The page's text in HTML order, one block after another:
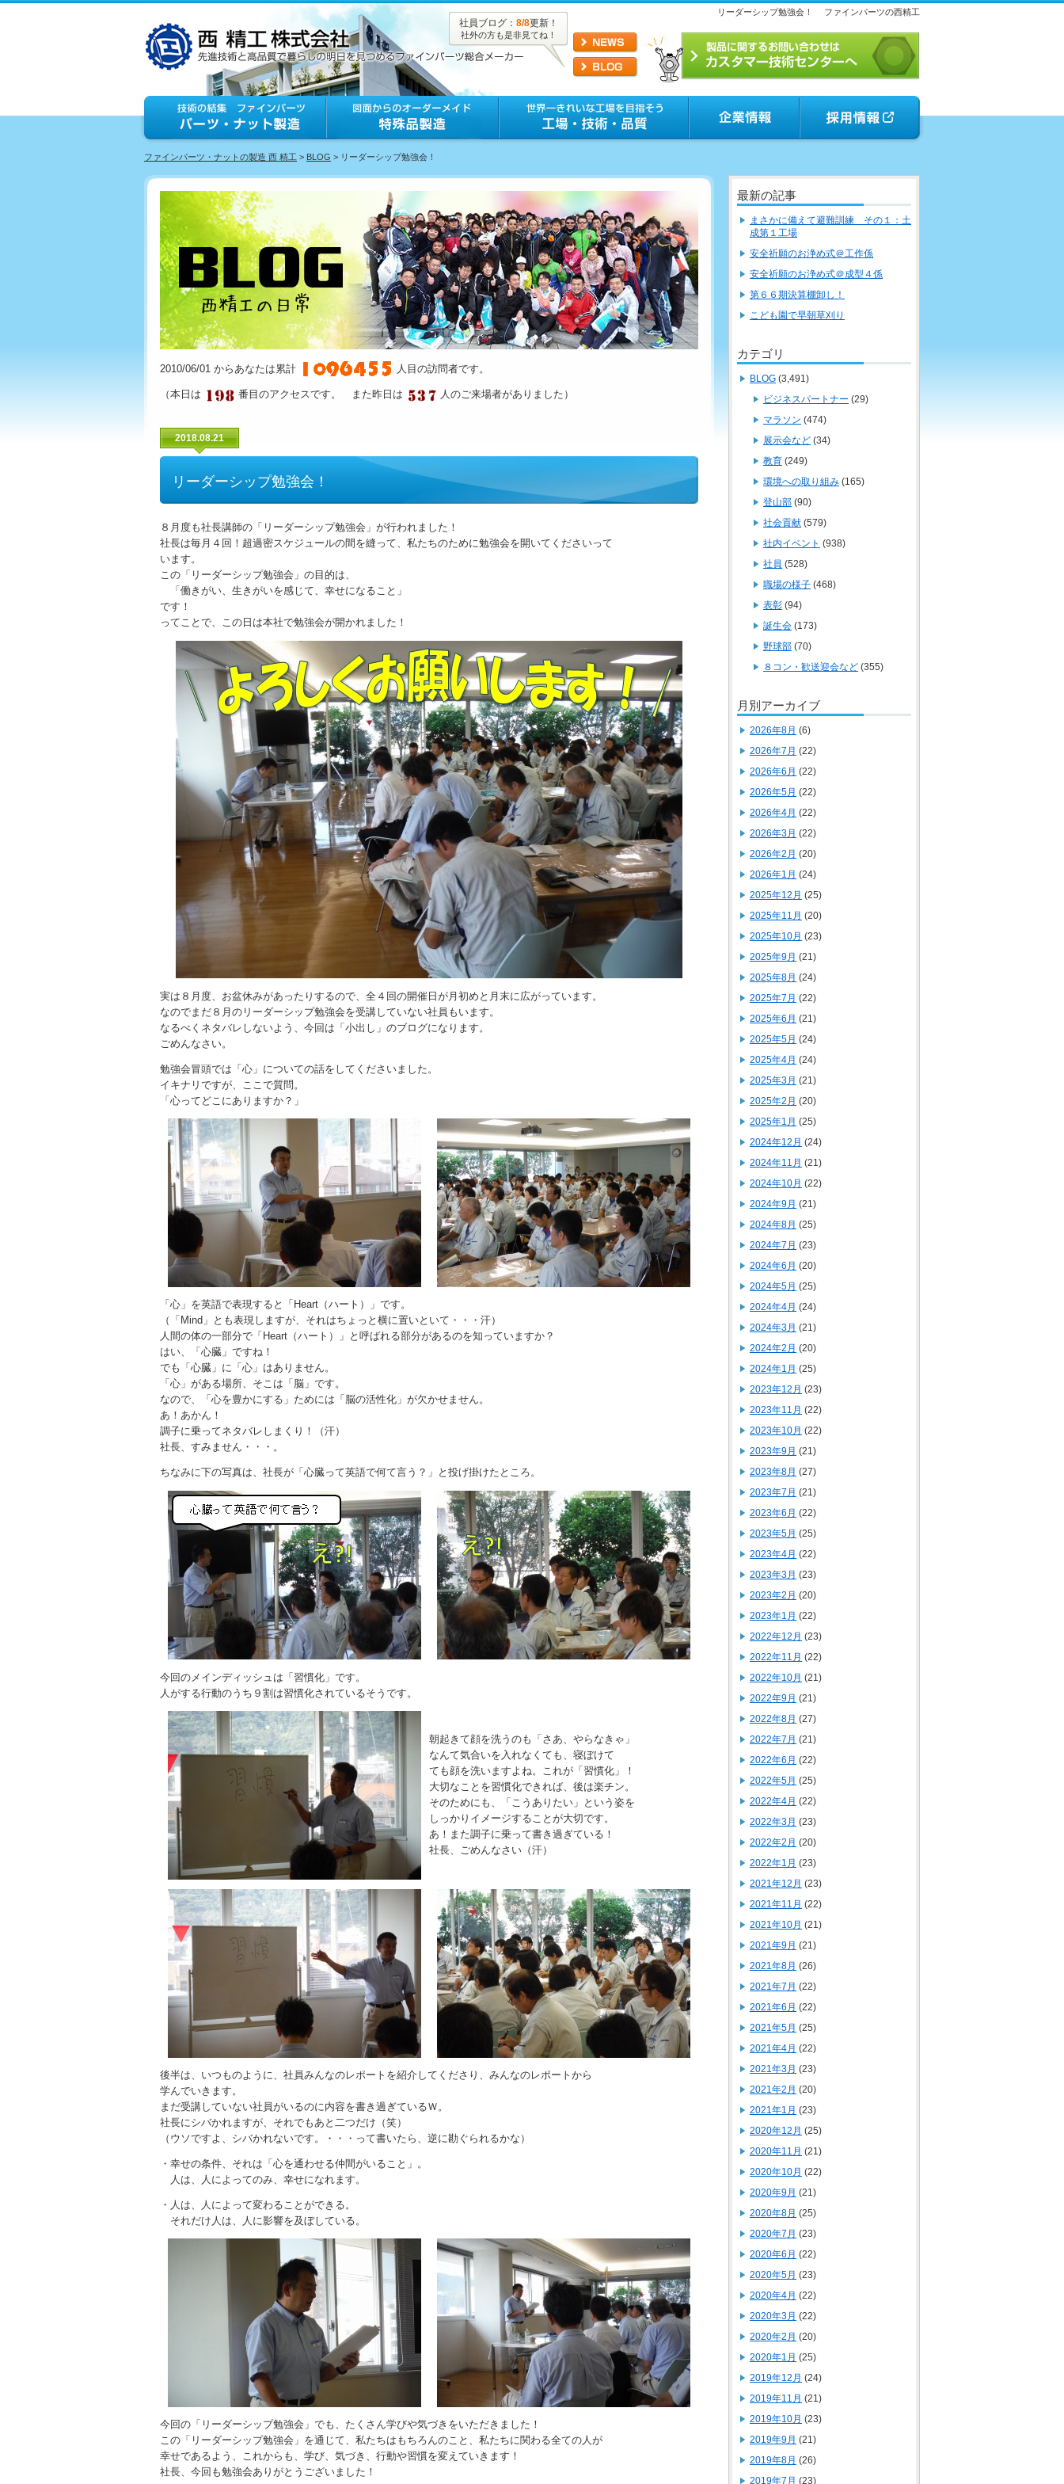
リーダーシップ勉強会！ ファインパーツの西精工
社員ブログ： 8/8更新！
社外の方も是非見てね！
ファインパーツ・ナットの製造 西 精工 > BLOG > リーダーシップ勉強会！
2010/06/01 からあなたは累計 人目の訪問者です。
（本日は 番目のアクセスです。 また昨日は 人のご来場者がありました）
2018.08.21
リーダーシップ勉強会！
８月度も社長講師の「リーダーシップ勉強会」が行われました！
社長は毎月４回！超過密スケジュールの間を縫って、私たちのために勉強会を開いてくださいって
います。
この「リーダーシップ勉強会」の目的は、
「働きがい、生きがいを感じて、幸せになること」
です！
ってことで、この日は本社で勉強会が開かれました！
実は８月度、お盆休みがあったりするので、全４回の開催日が月初めと月末に広がっています。
なのでまだ８月のリーダーシップ勉強会を受講していない社員もいます。
なるべくネタバレしないよう、今回は「小出し」のブログになります。
ごめんなさい。
勉強会冒頭では「心」についての話をしてくださいました。
イキナリですが、ここで質問。
「心ってどこにありますか？」
「心」を英語で表現すると「Heart（ハート）」です。
（「Mind」とも表現しますが、それはちょっと横に置いといて・・・汗）
人間の体の一部分で「Heart（ハート）」と呼ばれる部分があるのを知っていますか？
はい、「心臓」ですね！
でも「心臓」に「心」はありません。
「心」がある場所、そこは「脳」です。
なので、「心を豊かにする」ためには「脳の活性化」が欠かせません。
あ！あかん！
調子に乗ってネタバレしまくり！（汗）
社長、すみません・・・。
ちなみに下の写真は、社長が「心臓って英語で何て言う？」と投げ掛けたところ。
今回のメインディッシュは「習慣化」です。
人がする行動のうち９割は習慣化されているそうです。
朝起きて顔を洗うのも「さあ、やらなきゃ」
なんて気合いを入れなくても、寝ぼけて
ても顔を洗いますよね。これが「習慣化」！
大切なことを習慣化できれば、後は楽チン。
そのためにも、「こうありたい」という姿を
しっかりイメージすることが大切です。
あ！また調子に乗って書き過ぎている！
社長、ごめんなさい（汗）
後半は、いつものように、社員みんなのレポートを紹介してくださり、みんなのレポートから
学んでいきます。
まだ受講していない社員がいるのに内容を書き過ぎているＷ。
社長にシバかれますが、それでもあと二つだけ（笑）
（ウソですよ、シバかれないです。・・・って書いたら、逆に勘ぐられるかな）
・幸せの条件、それは「心を通わせる仲間がいること」。
人は、人によってのみ、幸せになれます。
・人は、人によって変わることができる。
それだけ人は、人に影響を及ぼしている。
今回の「リーダーシップ勉強会」でも、たくさん学びや気づきをいただきました！
この「リーダーシップ勉強会」を通じて、私たちはもちろんのこと、私たちに関わる全ての人が
幸せであるよう、これからも、学び、気づき、行動や習慣を変えていきます！
社長、今回も勉強会ありがとうございました！
最新の記事
まさかに備えて避難訓練 その１：土
成第１工場
安全祈願のお浄め式＠工作係
安全祈願のお浄め式＠成型４係
第６６期決算棚卸し！
こども園で早朝草刈り
カテゴリ
BLOG (3,491)
ビジネスパートナー (29)
マラソン (474)
展示会など (34)
教育 (249)
環境への取り組み (165)
登山部 (90)
社会貢献 (579)
社内イベント (938)
社員 (528)
職場の様子 (468)
表彰 (94)
誕生会 (173)
野球部 (70)
８コン・歓送迎会など (355)
月別アーカイブ
2026年8月 (6)
2026年7月 (22)
2026年6月 (22)
2026年5月 (22)
2026年4月 (22)
2026年3月 (22)
2026年2月 (20)
2026年1月 (24)
2025年12月 (25)
2025年11月 (20)
2025年10月 (23)
2025年9月 (21)
2025年8月 (24)
2025年7月 (22)
2025年6月 (21)
2025年5月 (24)
2025年4月 (24)
2025年3月 (21)
2025年2月 (20)
2025年1月 (25)
2024年12月 (24)
2024年11月 (21)
2024年10月 (22)
2024年9月 (21)
2024年8月 (25)
2024年7月 (23)
2024年6月 (20)
2024年5月 (25)
2024年4月 (24)
2024年3月 (21)
2024年2月 (20)
2024年1月 (25)
2023年12月 (23)
2023年11月 (22)
2023年10月 (22)
2023年9月 (21)
2023年8月 (27)
2023年7月 (21)
2023年6月 (22)
2023年5月 (25)
2023年4月 (22)
2023年3月 (23)
2023年2月 (20)
2023年1月 (22)
2022年12月 (23)
2022年11月 (22)
2022年10月 (21)
2022年9月 (21)
2022年8月 (27)
2022年7月 (21)
2022年6月 (22)
2022年5月 (25)
2022年4月 (22)
2022年3月 (23)
2022年2月 (20)
2022年1月 (23)
2021年12月 (23)
2021年11月 (22)
2021年10月 (21)
2021年9月 (21)
2021年8月 (26)
2021年7月 (22)
2021年6月 (22)
2021年5月 (25)
2021年4月 (22)
2021年3月 (23)
2021年2月 (20)
2021年1月 (23)
2020年12月 (25)
2020年11月 (21)
2020年10月 (22)
2020年9月 (21)
2020年8月 (25)
2020年7月 (23)
2020年6月 (22)
2020年5月 (23)
2020年4月 (22)
2020年3月 (22)
2020年2月 (20)
2020年1月 (25)
2019年12月 (24)
2019年11月 (21)
2019年10月 (23)
2019年9月 (21)
2019年8月 (26)
2019年7月 (23)